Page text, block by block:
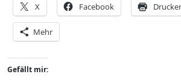
X Facebook
Mehr
Gefällt mir: